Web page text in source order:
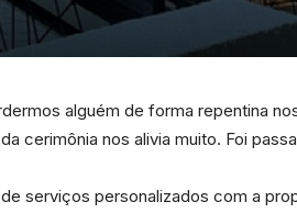
alguém de forma repentina
cerimônia nos alivia muito. Foi
serviços personalizados com a